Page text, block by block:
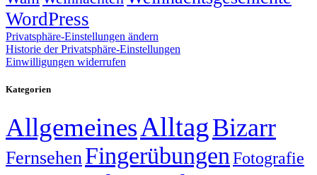
WordPress
Privatsphäre-Einstellungen ändern
Historie der Privatsphäre-Einstellungen
Einwilligungen widerrufen
Kategorien
AllgemeinesAlltagBizarr
FernsehenFingerübungen Fotografie